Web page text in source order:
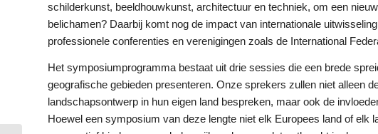
schilderkunst, beeldhouwkunst, architectuur en techniek, om een
belichamen? Daarbij komt nog de impact van internationale
professionele conferenties en verenigingen zoals de International
Het symposiumprogramma bestaat uit drie sessies die een brede
geografische gebieden presenteren. Onze sprekers zullen niet alleen
landschapsontwerp in hun eigen land bespreken, maar ook de
Hoewel een symposium van deze lengte niet elk Europees land of elk